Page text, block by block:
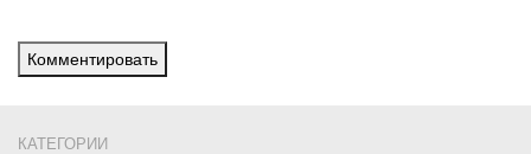
Комментировать
КАТЕГОРИИ